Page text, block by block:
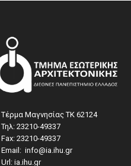
Τέρμα Μαγνησίας ΤΚ 62124
Τηλ: 23210-49337​
Fax: 23210-49337
Email: info@ia.ihu.gr
Url: ia.ihu.gr